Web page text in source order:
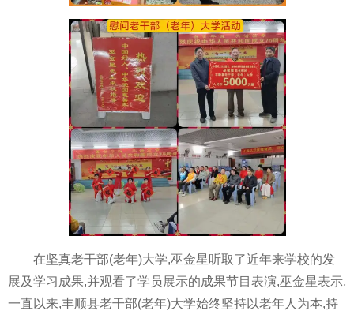
在坚真老干部(老年)大学,巫金星听取了近年来学校的发
展及学习成果,并观看了学员展示的成果节目表演,巫金星表示,
一直以来,丰顺县老干部(老年)大学始终坚持以老年人为本,持